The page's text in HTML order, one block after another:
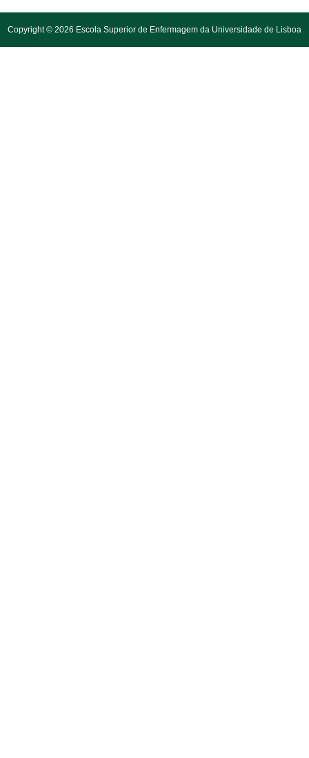
Copyright © 2026 Escola Superior de Enfermagem da Universidade de Lisboa